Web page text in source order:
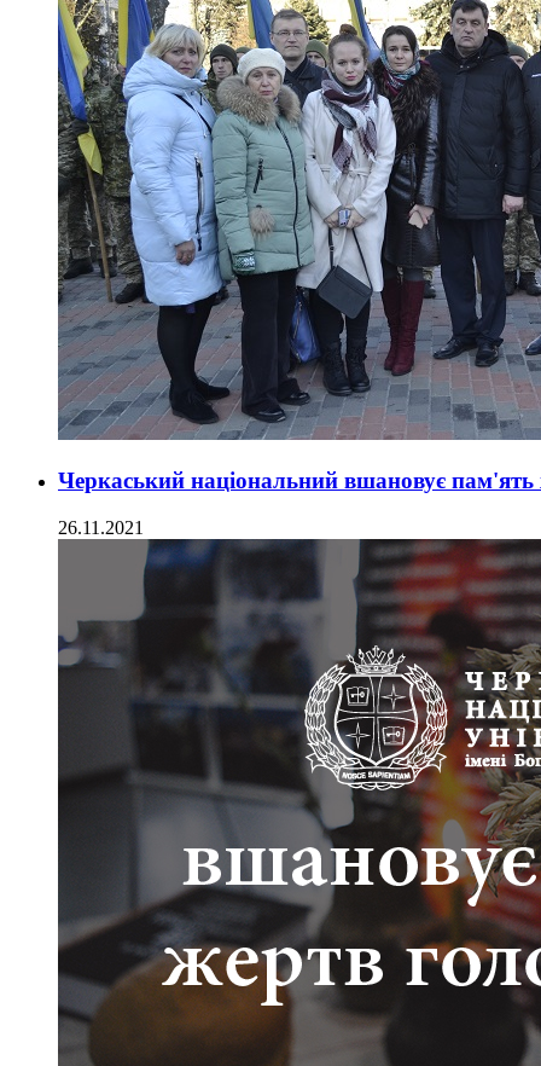
Черкаський національний вшановує пам'ять
26.11.2021